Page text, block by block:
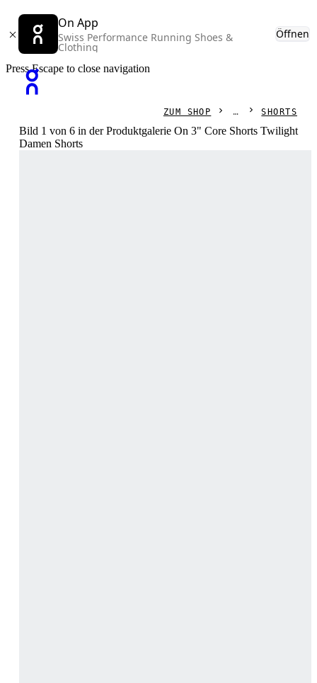
On App
Swiss Performance Running Shoes &
Clothing
Öffnen
Press Escape to close navigation
ZUM SHOP SHORTS
Bild 1 von 6 in der Produktgalerie On 3" Core Shorts Twilight
Damen Shorts